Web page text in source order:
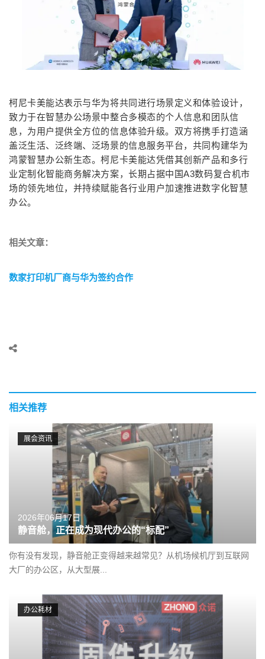
柯尼卡美能达表示与华为将共同进行场景定义和体验设计，
致力于在智慧办公场景中整合多模态的个人信息和团队信
息，为用户提供全方位的信息体验升级。双方将携手打造涵
盖泛生活、泛终端、泛场景的信息服务平台，共同构建华为
鸿蒙智慧办公新生态。柯尼卡美能达凭借其创新产品和多行
业定制化智能商务解决方案，长期占据中国A3数码复合机市
场的领先地位，并持续赋能各行业用户加速推进数字化智慧
办公。
相关文章：
数家打印机厂商与华为签约合作
相关推荐
展会资讯
2026年06月17日
静音舱，正在成为现代办公的“标配”
你有没有发现，静音舱正变得越来越常见？从机场候机厅到互联网
大厂的办公区，从大型展...
办公耗材